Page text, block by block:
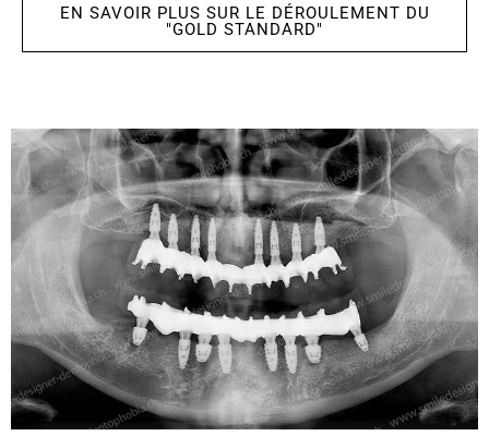
EN SAVOIR PLUS SUR LE DÉROULEMENT DU
"GOLD STANDARD"